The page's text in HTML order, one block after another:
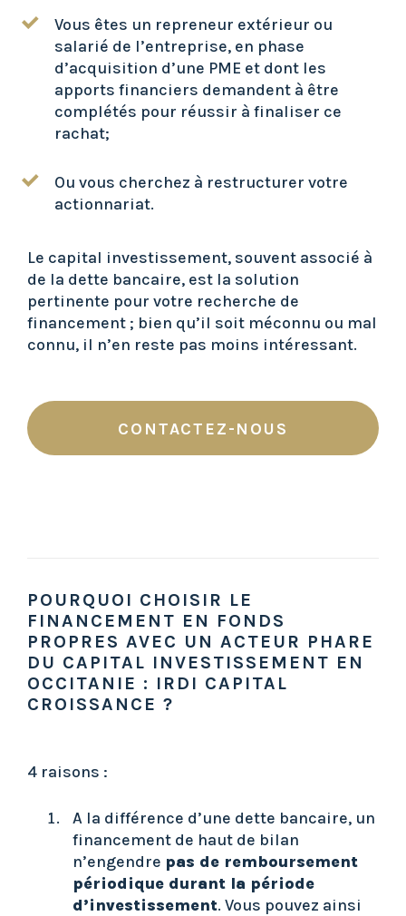
Vous êtes un repreneur extérieur ou
salarié de l’entreprise, en phase
d’acquisition d’une PME et dont les
apports financiers demandent à être
complétés pour réussir à finaliser ce
rachat;
Ou vous cherchez à restructurer votre
actionnariat.
Le capital investissement, souvent associé à
de la dette bancaire, est la solution
pertinente pour votre recherche de
financement ; bien qu’il soit méconnu ou mal
connu, il n’en reste pas moins intéressant.
CONTACTEZ-NOUS
POURQUOI CHOISIR LE
FINANCEMENT EN FONDS
PROPRES AVEC UN ACTEUR PHARE
DU CAPITAL INVESTISSEMENT EN
OCCITANIE : IRDI CAPITAL
CROISSANCE ?
4 raisons :
A la différence d’une dette bancaire, un
financement de haut de bilan
n’engendre pas de remboursement
périodique durant la période
d’investissement. Vous pouvez ainsi